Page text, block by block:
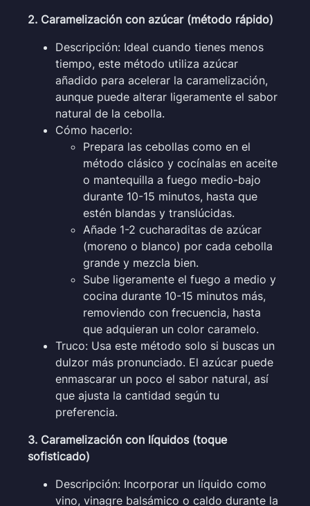
2. Caramelización con azúcar (método rápido)
Descripción: Ideal cuando tienes menos
tiempo, este método utiliza azúcar
añadido para acelerar la caramelización,
aunque puede alterar ligeramente el sabor
natural de la cebolla.
Cómo hacerlo:
Prepara las cebollas como en el
método clásico y cocínalas en aceite
o mantequilla a fuego medio-bajo
durante 10-15 minutos, hasta que
estén blandas y translúcidas.
Añade 1-2 cucharaditas de azúcar
(moreno o blanco) por cada cebolla
grande y mezcla bien.
Sube ligeramente el fuego a medio y
cocina durante 10-15 minutos más,
removiendo con frecuencia, hasta
que adquieran un color caramelo.
Truco: Usa este método solo si buscas un
dulzor más pronunciado. El azúcar puede
enmascarar un poco el sabor natural, así
que ajusta la cantidad según tu
preferencia.
3. Caramelización con líquidos (toque
sofisticado)
Descripción: Incorporar un líquido como
vino, vinagre balsámico o caldo durante la